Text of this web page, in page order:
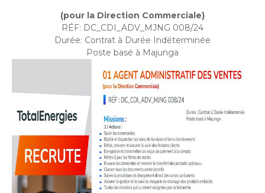
(pour la Direction Commerciale)
RÉF: DC_CDI_ADV_MJNG 008/24
Durée: Contrat à Durée Indéterminée
Poste basé à Majunga